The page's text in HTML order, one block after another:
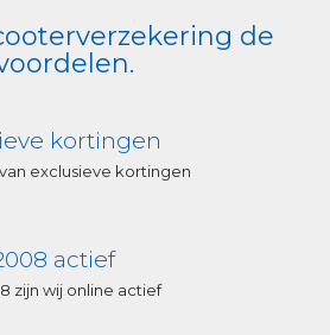
de
kortingen
exclusieve kortingen
actief
zijn wij online actief